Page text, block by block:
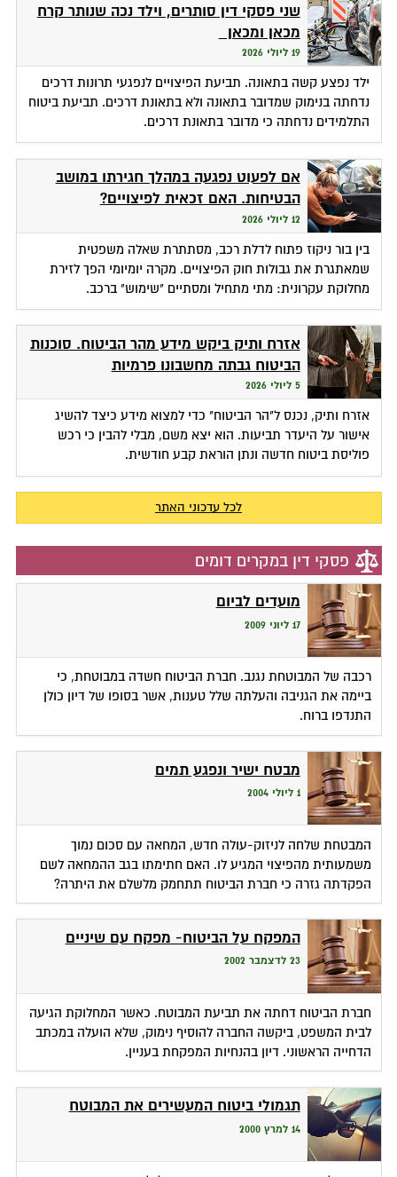
שני פסקי דין סותרים, וילד נכה שנותר קרח
מכאן ומכאן
19 ליולי 2026
ילד נפצע קשה בתאונה. תביעת הפיצויים לנפגעי תרונות דרכים
נדחתה בנימוק שמדובר בתאונה ולא בתאונת דרכים. תביעת ביטוח
התלמידים נדחתה כי מדובר בתאונת דרכים.
אם לפעוט נפגעה במהלך חגירתו במושב
הבטיחות. האם זכאית לפיצויים?
12 ליולי 2026
בין בור ניקוז פתוח לדלת רכב, מסתתרת שאלה משפטית
שמאתגרת את גבולות חוק הפיצויים. מקרה יומיומי הפך לזירת
מחלוקת עקרונית: מתי מתחיל ומסתיים "שימוש" ברכב.
אזרח ותיק ביקש מידע מהר הביטוח. סוכנות
הביטוח גבתה מחשבונו פרמיות
5 ליולי 2026
אזרח ותיק, נכנס ל"הר הביטוח" כדי למצוא מידע כיצד להשיג
אישור על היעדר תביעות. הוא יצא משם, מבלי להבין כי רכש
פוליסת ביטוח חדשה ונתן הוראת קבע חודשית.
לכל עדכוני האתר
פסקי דין במקרים דומים
מועדים לביום
17 ליוני 2009
רכבה של המבוטחת נגנב. חברת הביטוח חשדה במבוטחת, כי
ביימה את הגניבה והעלתה שלל טענות, אשר בסופו של דיון כולן
התנדפו ברוח.
מבטח ישיר ונפגע תמים
1 ליולי 2004
המבטחת שלחה לניזוק-עולה חדש, המחאה עם סכום נמוך
משמעותית מהפיצוי המגיע לו. האם חתימתו בגב ההמחאה לשם
הפקדתה גזרה כי חברת הביטוח תתחמק מלשלם את היתרה?
המפקח על הביטוח- מפקח עם שיניים
23 לדצמבר 2002
חברת הביטוח דחתה את תביעת המבוטח. כאשר המחלוקת הגיעה
לבית המשפט, ביקשה החברה להוסיף נימוק, שלא הועלה במכתב
הדחייה הראשוני. דיון בהנחיות המפקחת בעניין.
תגמולי ביטוח המעשירים את המבוטח
14 למרץ 2000